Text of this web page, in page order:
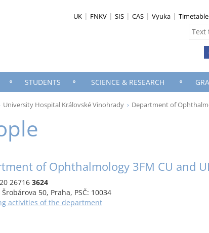
UK FNKV SIS CAS Vyuka Timetable
STUDENTS SCIENCE & RESEARCH
University Hospital Královské Vinohrady Department of
of Ophthalmology 3FM CU and
26716 3624
Šrobárova 50, Praha, PSČ: 10034
activities of the department